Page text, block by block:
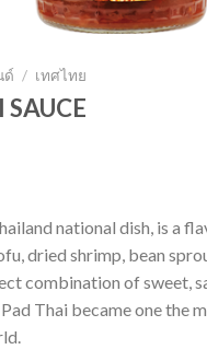
ด์ / เทศไทย
national dish, is a
dried shrimp, bean
combination of sweet,
Thai became one the